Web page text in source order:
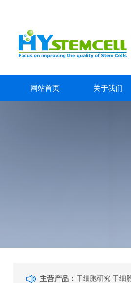
网站首页 关于我们
主营产品：干细胞研究 干细